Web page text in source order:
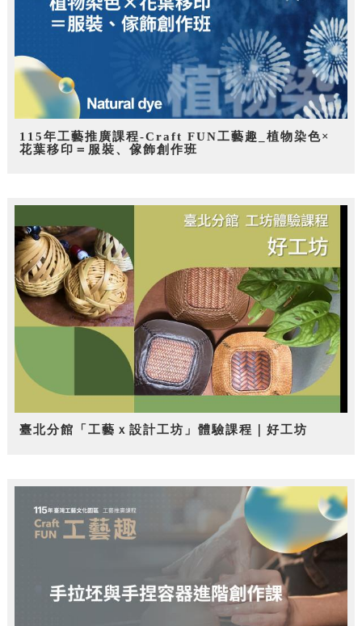
115年工藝推廣課程-Craft FUN工藝趣_植物染色×
花葉移印＝服裝、傢飾創作班
臺北分館「工藝ｘ設計工坊」體驗課程｜好工坊